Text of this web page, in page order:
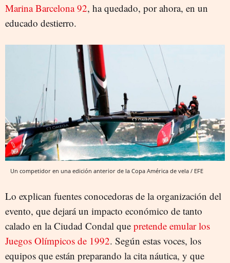
Marina Barcelona 92, ha quedado, por ahora, en un
educado destierro.
Un competidor en una edición anterior de la Copa América de vela / EFE
Lo explican fuentes conocedoras de la organización del
evento, que dejará un impacto económico de tanto
calado en la Ciudad Condal que pretende emular los
Juegos Olímpicos de 1992. Según estas voces, los
equipos que están preparando la cita náutica, y que